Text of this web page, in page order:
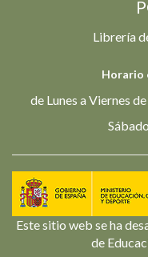
Librería
Horario
de Lunes a Viernes
Este sitio web se ha
de